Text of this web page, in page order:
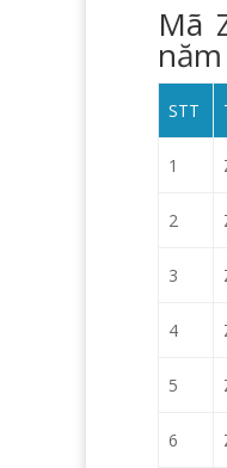
Mã
STT
1
2
3
4
5
6